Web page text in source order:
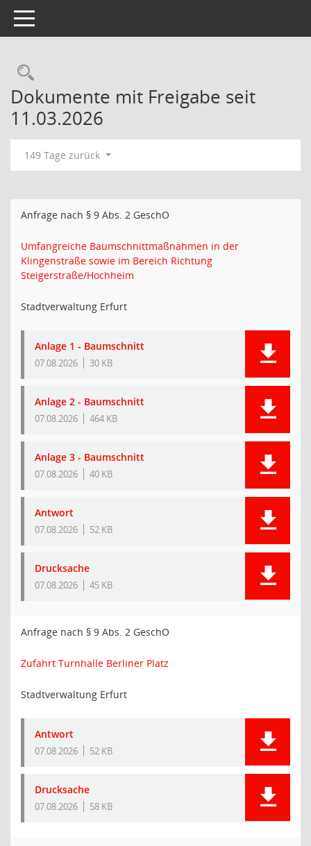
Toggle navigation
Rechercheauswahl
Dokumente mit Freigabe seit
11.03.2026
149 Tage zurück
Anfrage nach § 9 Abs. 2 GeschO
Umfangreiche Baumschnittmaßnahmen in der
Klingenstraße sowie im Bereich Richtung
Steigerstraße/Hochheim
Stadtverwaltung Erfurt
Anlage 1 - Baumschnitt
07.08.2026 30 KB
Anlage 2 - Baumschnitt
07.08.2026 464 KB
Anlage 3 - Baumschnitt
07.08.2026 40 KB
Antwort
07.08.2026 52 KB
Drucksache
07.08.2026 45 KB
Anfrage nach § 9 Abs. 2 GeschO
Zufahrt Turnhalle Berliner Platz
Stadtverwaltung Erfurt
Antwort
07.08.2026 52 KB
Drucksache
07.08.2026 58 KB